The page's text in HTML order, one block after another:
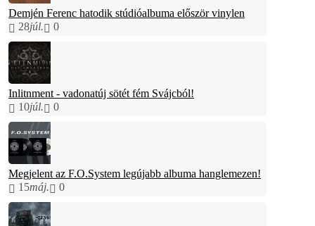
Demjén Ferenc hatodik stúdióalbuma először vinylen
28júl. 0
Inlitnment - vadonatúj sötét fém Svájcból!
10júl. 0
Megjelent az F.O.System legújabb albuma hanglemezen!
15máj. 0